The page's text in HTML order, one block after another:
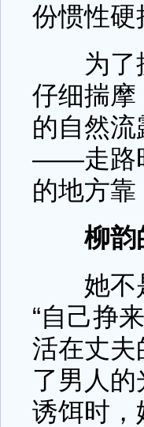
份惯性硬
为了抓
仔细揣摩
的自然流
——走路
的地方
柳韵
她不是
“自己挣
活在丈夫
了男人的
诱饵时，